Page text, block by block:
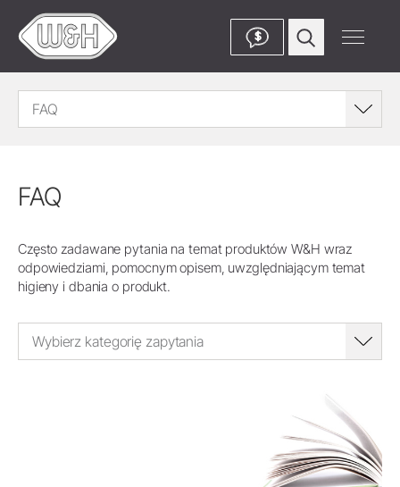
$
FAQ
FAQ
Często zadawane pytania na temat produktów W&H wraz
odpowiedziami, pomocnym opisem, uwzględniającym temat
higieny i dbania o produkt.
Wybierz kategorię zapytania